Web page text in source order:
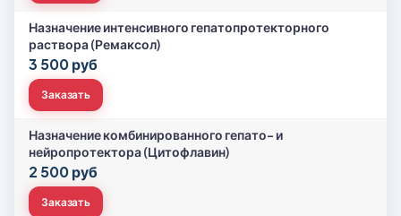
Назначение интенсивного гепатопротекторного
раствора (Ремаксол)
3 500 руб
Заказать
Назначение комбинированного гепато- и
нейропротектора (Цитофлавин)
2 500 руб
Заказать